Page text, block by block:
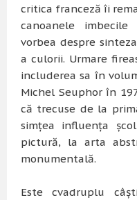
critica franceză îi
canoanele
vorbea despre
a culorii. Urmare
includerea sa în
Michel Seuphor în
că trecuse de la
simţea influenţa
pictură, la arta
monumentală.
Este cvadruplu